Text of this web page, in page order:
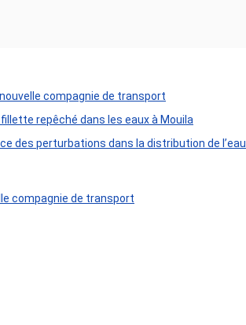
compagnie de transport
fillette repêché dans les eaux à Mouila
des perturbations dans la distribution de l’eau
compagnie de transport